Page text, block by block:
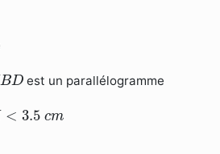
BD
D est un parallélogramme
< 3.5 cm
3.5 cm